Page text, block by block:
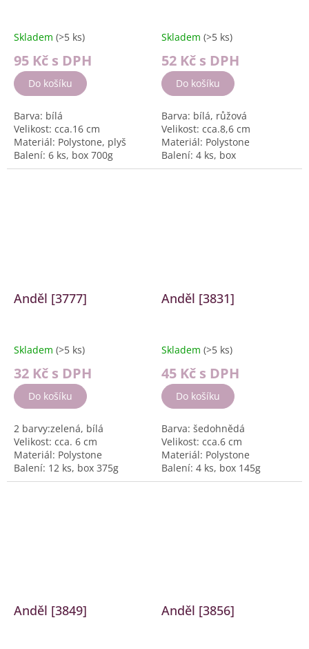
Skladem (>5 ks)
95 Kč s DPH
Do košíku
Barva: bílá
Velikost: cca.16 cm
Materiál: Polystone, plyš
Balení: 6 ks, box 700g
Skladem (>5 ks)
52 Kč s DPH
Do košíku
Barva: bílá, růžová
Velikost: cca.8,6 cm
Materiál: Polystone
Balení: 4 ks, box
Anděl [3777]
Skladem (>5 ks)
32 Kč s DPH
Do košíku
2 barvy:zelená, bílá
Velikost: cca. 6 cm
Materiál: Polystone
Balení: 12 ks, box 375g
Anděl [3831]
Skladem (>5 ks)
45 Kč s DPH
Do košíku
Barva: šedohnědá
Velikost: cca.6 cm
Materiál: Polystone
Balení: 4 ks, box 145g
Anděl [3849] Anděl [3856]